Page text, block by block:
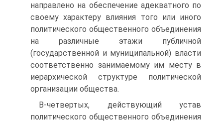
направлено на обеспечение адекватного по
своему характеру влияния того или иного
политического общественного объединения
на различные этажи публичной
(государственной и муниципальной) власти
соответственно занимаемому им месту в
иерархической структуре политической
организации общества.
В-четвертых, действующий устав
политического общественного объединения